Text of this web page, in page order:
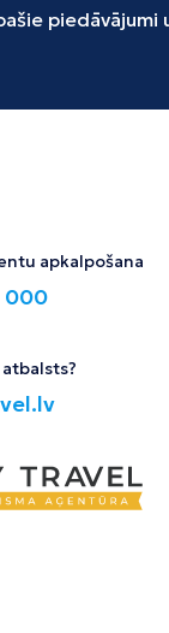
piedāvājumi
apkalpošana
000